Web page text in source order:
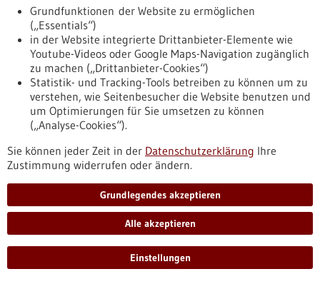
Wissenschaftler im Deutschen Krebsforschungszentrum
(DKFZ) zeigen mit einer Modellrechnung, dass eine
Anreicherung von Lebensmitteln mit Vitamin D die
Krebssterblichkeit ähnlich effektiv senken könnte wie eine
Substitution in Form von Vitaminpräparaten.
https://www.gesundheitsindustrie-
bw.de/fachbeitrag/pm/vitamin-d-angereicherte-
lebensmittel-koennten-krebssterblichkeit-senken
Forum Gesundheitsstandort Baden-Württemberg
Umfrage Welcome Center Sozialwirtschaft
https://www.forum-gesundheitsstandort-
bw.de/akteure/umfrage-welcome-center-sozialwirtschaft
Pressemitteilung - 24.11.2021
Grundfunktionen der Website zu ermöglichen
(„Essentials“)
in der Website integrierte Drittanbieter-Elemente wie
Youtube-Videos oder Google Maps-Navigation zugänglich
zu machen („Drittanbieter-Cookies“)
Statistik- und Tracking-Tools betreiben zu können um zu
verstehen, wie Seitenbesucher die Website benutzen und
um Optimierungen für Sie umsetzen zu können
(„Analyse-Cookies“).
Sie können jeder Zeit in der Datenschutzerklärung Ihre
Zustimmung widerrufen oder ändern.
Grundlegendes akzeptieren
Alle akzeptieren
Einstellungen